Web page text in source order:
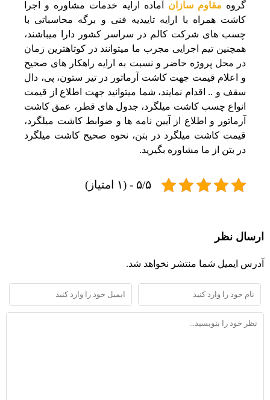
گروه مقاوم سازان آماده ارایه خدمات مشاوره و اجرا
کاشت همراه با ارایه تاییدیه فنی و برگه محاسباتی با
چسب های شرکت کالم در سراسر کشور دارا میباشند،
همچنین تیم اجرایی مجرب ما میتوانند در کوتاهترین زمان
در محل پروژه حاضر و نسبت به ارایه راهکار های صحیح
و اعلام قیمت جهت کاشت آرماتور در تیر ستون، پی، دال
سقف و .. اقدام نمایند، شما میتوانید جهت اطلاع از قیمت
انواع چسب کاشت میلگرد، جدول های قطر، عمق کاشت
آرماتور و اطلاع از آیین نامه ها و ضوابط کاشت میلگرد،
قیمت کاشت میلگرد در بتن، نحوه صحیح کاشت میلگرد
در بتن از ما مشاوره بگیرید.
۵/۵ - (۱ امتیاز)
ارسال نظر
آدرس ایمیل شما منتشر نخواهد شد.